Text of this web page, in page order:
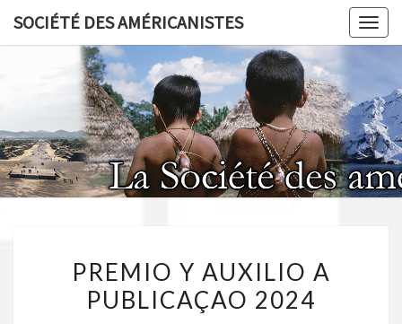
SOCIÉTÉ DES AMÉRICANISTES
Y
AUXILIO
PREMIO Y AUXILIO A
PUBLICAÇAO 2024